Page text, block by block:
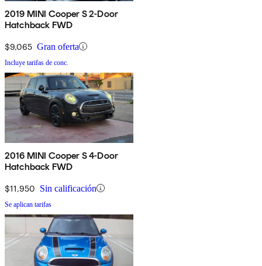
2019 MINI Cooper S 2-Door
Hatchback FWD
$9,065 Gran oferta
Incluye tarifas de conc.
2016 MINI Cooper S 4-Door
Hatchback FWD
$11,950 Sin calificación
Se aplican tarifas